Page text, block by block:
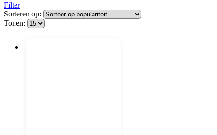
Filter
Sorteren op:
Tonen: